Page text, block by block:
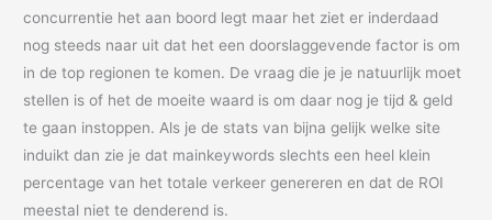
concurrentie het aan boord legt maar het ziet er inderdaad
nog steeds naar uit dat het een doorslaggevende factor is om
in de top regionen te komen. De vraag die je je natuurlijk moet
stellen is of het de moeite waard is om daar nog je tijd & geld
te gaan instoppen. Als je de stats van bijna gelijk welke site
induikt dan zie je dat mainkeywords slechts een heel klein
percentage van het totale verkeer genereren en dat de ROI
meestal niet te denderend is.